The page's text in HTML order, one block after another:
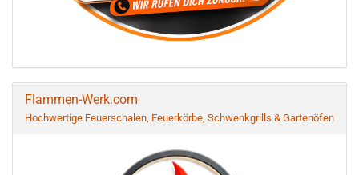
Flammen-Werk.com
Hochwertige Feuerschalen, Feuerkörbe, Schwenkgrills & Gartenöfen